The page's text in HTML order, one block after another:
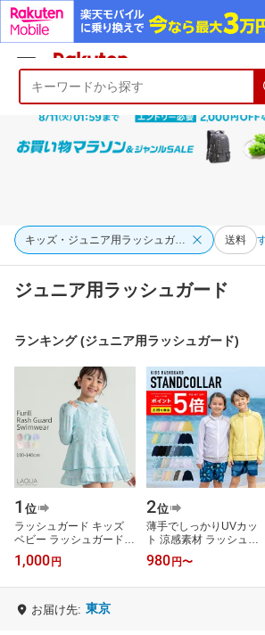
ようこそ 楽天市場へ ログイン
キッズ・ジュニア用ラッシュガード 送料
ジュニア用ラッシュガード
ランキング (ジュニア用ラッシュガード)
1 位
ラッシュガード キッズ
ベビー ラッシュガード
子供 ラッシュガード 女
の子 UVカット 紫外線対
1,000 円
2位
薄手でしっかりUVカッ
ト 涼感素材 ラッシュガ
ード キッズ フードなし
【土日祝も出荷】≪365
980 円〜
お届け先: 東京